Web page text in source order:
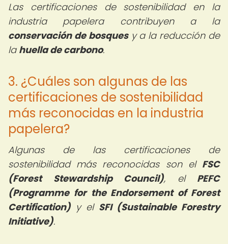
Las certificaciones de sostenibilidad en la
industria papelera contribuyen a la
conservación de bosquesy a la reducción de
la huella de carbono.
3. ¿Cuáles son algunas de las
certificaciones de sostenibilidad
más reconocidas en la industria
papelera?
Algunas de las certificaciones de
sostenibilidad más reconocidas son el FSC
(Forest Stewardship Council), el PEFC
(Programme for the Endorsement of Forest
Certification) y el SFI (Sustainable Forestry
Initiative).